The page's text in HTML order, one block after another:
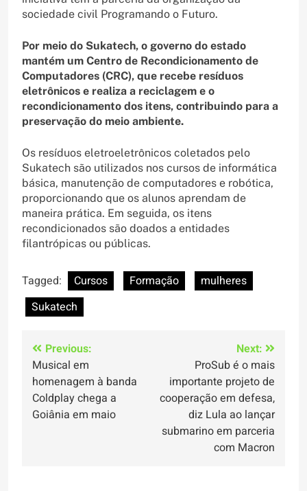
sociedade civil Programando o Futuro.
Por meio do Sukatech, o governo do estado
mantém um Centro de Recondicionamento de
Computadores (CRC), que recebe resíduos
eletrônicos e realiza a reciclagem e o
recondicionamento dos itens, contribuindo para a
preservação do meio ambiente.
Os resíduos eletroeletrônicos coletados pelo
Sukatech são utilizados nos cursos de informática
básica, manutenção de computadores e robótica,
proporcionando que os alunos aprendam de
maneira prática. Em seguida, os itens
recondicionados são doados a entidades
filantrópicas ou públicas.
Tagged: Cursos Formação
mulheres
Sukatech
Navegação
de
Post
Previous:
Musical em
homenagem à banda
Coldplay chega a
Goiânia em maio
Next:
ProSub é o mais
importante projeto de
cooperação em defesa,
diz Lula ao lançar
submarino em parceria
com Macron